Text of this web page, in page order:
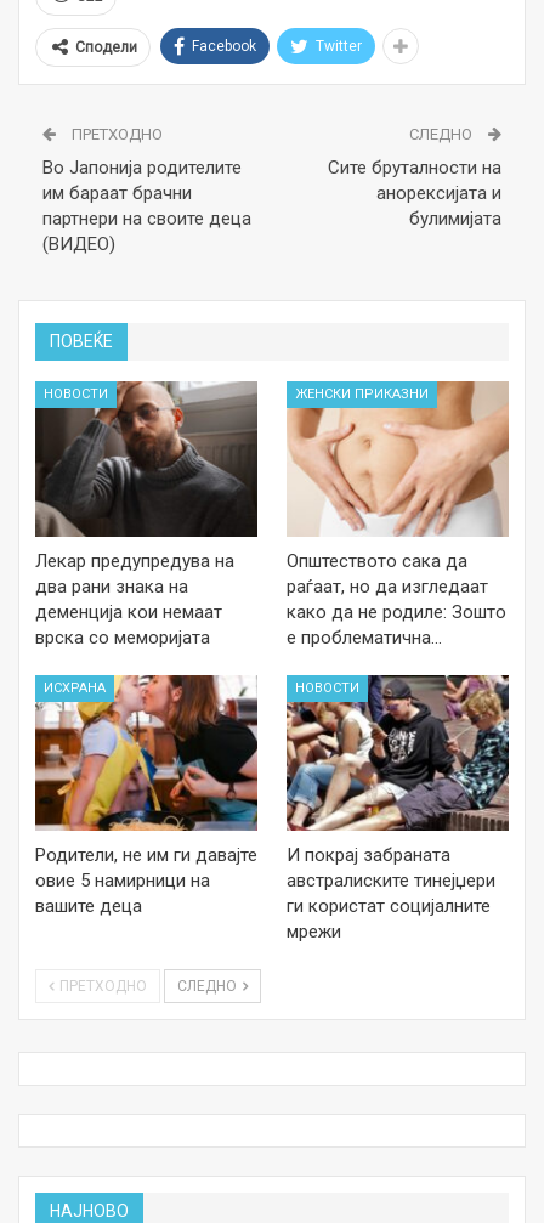
Сподели Facebook Twitter
ПРЕТХОДНО
Во Јапонија родителите
им бараат брачни
партнери на своите деца
(ВИДЕО)
СЛЕДНО
Сите бруталности на
анорексијата и
булимијата
ПОВЕЌЕ
НОВОСТИ
Лекар предупредува на
два рани знака на
деменција кои немаат
врска со меморијата
ЖЕНСКИ ПРИКАЗНИ
Општеството сака да
раѓаат, но да изгледаат
како да не родиле: Зошто
е проблематична…
ИСХРАНА
Родители, не им ги давајте
овие 5 намирници на
вашите деца
НОВОСТИ
И покрај забраната
австралиските тинејџери
ги користат социјалните
мрежи
ПРЕТХОДНО СЛЕДНО
НАЈНОВО